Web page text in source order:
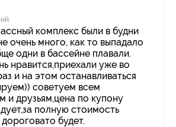
комплекс были в будни
очень много, как то выпадало
одни в бассейне плавали.
нравится,приехали уже во
и на этом останавливаться
советуем всем
и друзьям,цена по купону
полную стоимость
будет.